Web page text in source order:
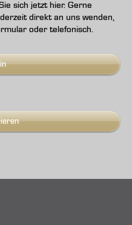
sich jetzt hier. Gerne
direkt an uns wenden,
oder telefonisch.